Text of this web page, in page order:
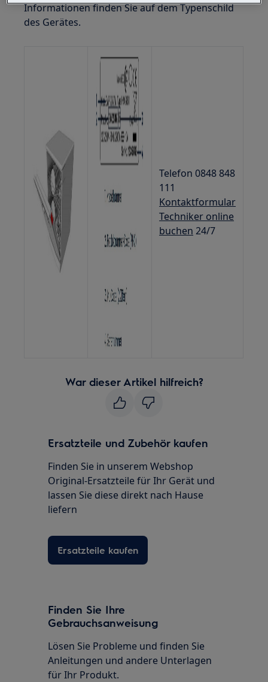
Informationen finden Sie auf dem Typenschild
des Gerätes.
Telefon 0848 848
111
Kontaktformular
Techniker online
buchen 24/7
War dieser Artikel hilfreich?
Ersatzteile und Zubehör kaufen
Finden Sie in unserem Webshop
Original-Ersatzteile für Ihr Gerät und
lassen Sie diese direkt nach Hause
liefern
Ersatzteile kaufen
Finden Sie Ihre
Gebrauchsanweisung
Lösen Sie Probleme und finden Sie
Anleitungen und andere Unterlagen
für Ihr Produkt.